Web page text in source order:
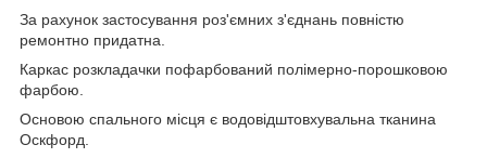
За рахунок застосування роз'ємних з'єднань повністю
ремонтно придатна.
Каркас розкладачки пофарбований полімерно-порошковою
фарбою.
Основою спального місця є водовідштовхувальна тканина
Оскфорд.